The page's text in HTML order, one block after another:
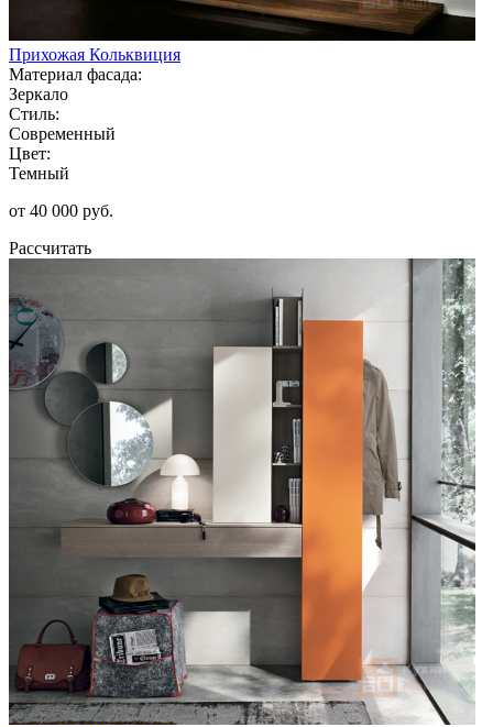
Прихожая Кольквиция
Материал фасада:
Зеркало
Стиль:
Современный
Цвет:
Темный
от 40 000 руб.
Рассчитать